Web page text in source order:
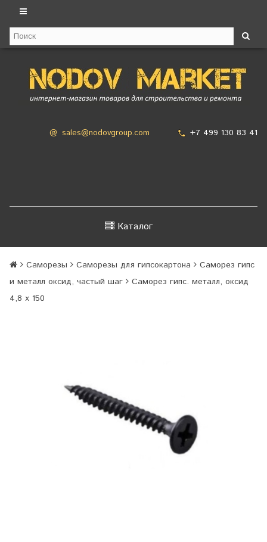
@ sales@nodovgroup.com +7 499 130 83 41
Каталог
Саморезы Саморезы для гипсокартона
Саморез гипс
и металл оксид, частый шаг
Саморез гипс. металл, оксид
4,8 х 150